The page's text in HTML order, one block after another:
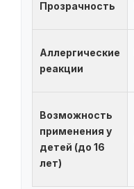
Прозрачность
Аллергические
реакции
Возможность
применения у
детей (до 16
лет)